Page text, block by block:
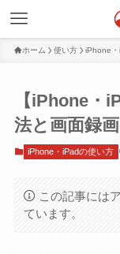
ホーム 使い方 iPhone
【iPhone・
法と画面録
iPhone・iPadの使い方
この記事には
ています。